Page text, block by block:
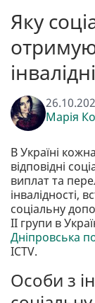
Яку
Марія
В Україні
відповідні
виплат та
інвалідності,
соціальну
II групи в
Дніпровська
ICTV.
Особи з